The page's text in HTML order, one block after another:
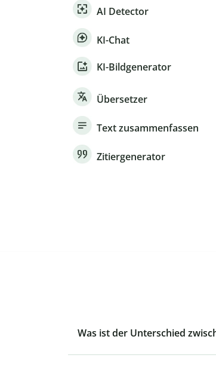
AI Detector
KI-Chat
KI-Bildgenerator
Übersetzer
Text zusammenfassen
Zitiergenerator
Was ist der Unterschied